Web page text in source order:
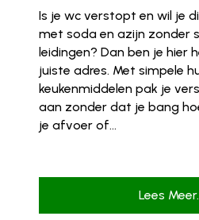
Is je wc verstopt en wil je
met soda en azijn zonder
leidingen? Dan ben je hier
juiste adres. Met simpele
keukenmiddelen pak je
aan zonder dat je bang
je afvoer of...
Lees